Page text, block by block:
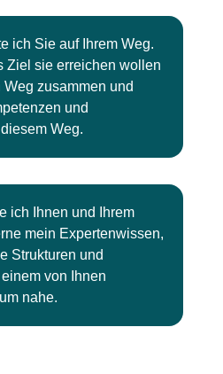
ich Sie auf Ihrem Weg.
Ziel sie erreichen wollen
zusammen und
und
Weg.
ich Ihnen und Ihrem
mein Expertenwissen,
Strukturen und
von Ihnen
nahe.